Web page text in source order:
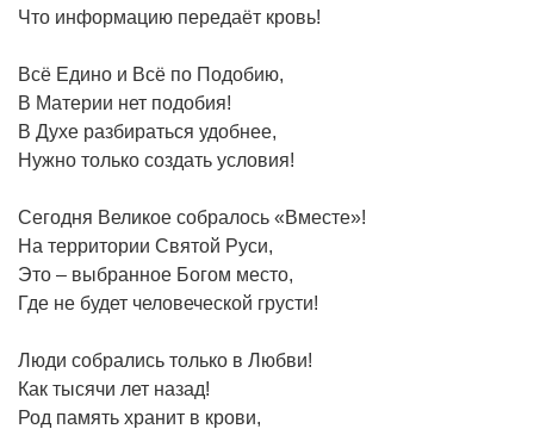
Что информацию передаёт кровь!
Всё Едино и Всё по Подобию,
В Материи нет подобия!
В Духе разбираться удобнее,
Нужно только создать условия!
Сегодня Великое собралось «Вместе»!
На территории Святой Руси,
Это – выбранное Богом место,
Где не будет человеческой грусти!
Люди собрались только в Любви!
Как тысячи лет назад!
Род память хранит в крови,